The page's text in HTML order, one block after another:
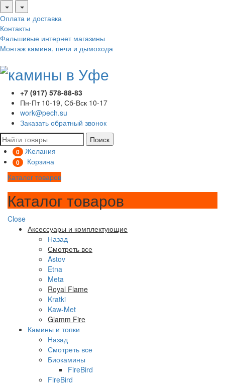
Оплата и доставка
Контакты
Фальшивые интернет магазины
Монтаж камина, печи и дымохода
+7 (917) 578-88-83
Пн-Пт 10-19, Сб-Вск 10-17
work@pech.su
Заказать обратный звонок
Поиск
0 Желания
0
Корзина
Каталог товаров
Каталог товаров
Close
Аксессуары и комплектующие
Назад
Смотреть все
Astov
Etna
Meta
Royal Flame
Kratki
Kaw-Met
Glamm Fire
Камины и топки
Назад
Смотреть все
Биокамины
FireBird
FireBird